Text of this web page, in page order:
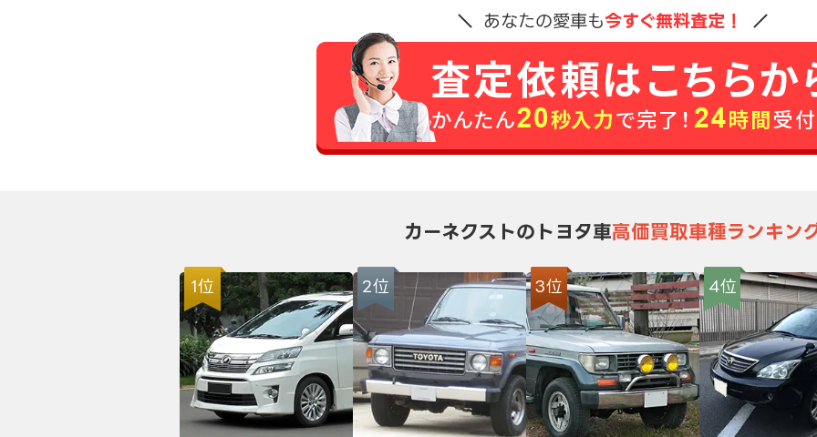
あなたの愛車も今すぐ無料査定！
カーネクストのトヨタ車高価買取車種ランキン
1位 2位 3位 4位